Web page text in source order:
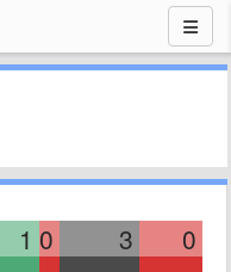
1 0 3 0